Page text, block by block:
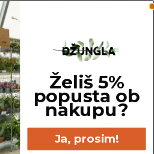
Zato me redno pregleduj in
pozdravi z insekticidom
mi gnijejo in odpadajo
ko je moja zemlja precej
preveč zalil_a.
zemljo in mi porežeš
pa me presadi v
Želiš 5%
popusta ob
nakupu?
Ja, prosim!